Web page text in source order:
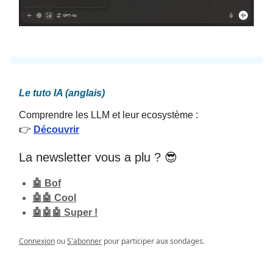
Le tuto IA (anglais)
Comprendre les LLM et leur ecosystème :
👉 Découvrir
La newsletter vous a plu ? 😎
🤖 Bof
🤖🤖 Cool
🤖🤖🤖 Super !
ConnexionouS'abonner pour participer aux sondages.